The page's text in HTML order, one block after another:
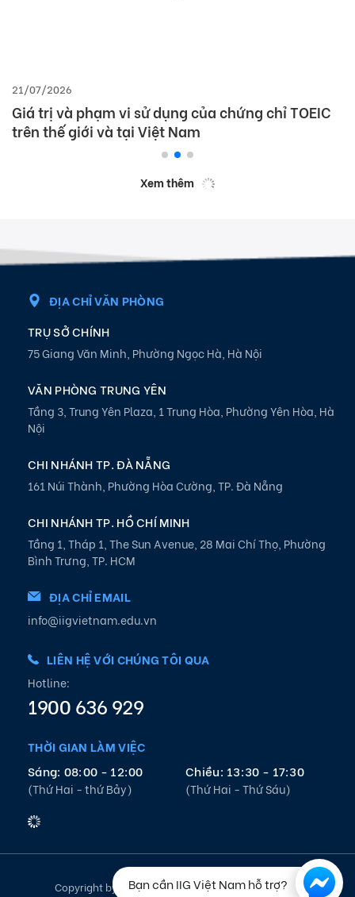
21/07/2026
Giá trị và phạm vi sử dụng của chứng chỉ TOEIC
trên thế giới và tại Việt Nam
Xem thêm
ĐỊA CHỈ VĂN PHÒNG
TRỤ SỞ CHÍNH
75 Giang Văn Minh, Phường Ngọc Hà, Hà Nội
VĂN PHÒNG TRUNG YÊN
Tầng 3, Trung Yên Plaza, 1 Trung Hòa, Phường Yên Hòa, Hà
Nội
CHI NHÁNH TP. ĐÀ NẴNG
161 Núi Thành, Phường Hòa Cường, TP. Đà Nẵng
CHI NHÁNH TP. HỒ CHÍ MINH
Tầng 1, Tháp 1, The Sun Avenue, 28 Mai Chí Thọ, Phường
Bình Trưng, TP. HCM
ĐỊA CHỈ EMAIL
info@iigvietnam.edu.vn
LIÊN HỆ VỚI CHÚNG TÔI QUA
Hotline:
1900 636 929
THỜI GIAN LÀM VIỆC
Sáng: 08:00 - 12:00
(Thứ Hai - thứ Bảy)
Chiều: 13:30 - 17:30
(Thứ Hai - Thứ Sáu)
Copyright by IIG Vietnam 2021. All rights reserved.
Bạn cần IIG Việt Nam hỗ trợ?